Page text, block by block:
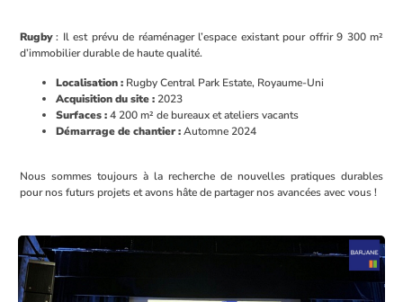
Rugby: Il est prévu de réaménager l’espace existant pour offrir 9 300 m²
d’immobilier durable de haute qualité.
Localisation : Rugby Central Park Estate, Royaume-Uni
Acquisition du site : 2023
Surfaces :4 200 m² de bureaux et ateliers vacants
Démarrage de chantier :Automne 2024
Nous sommes toujours à la recherche de nouvelles pratiques durables
pour nos futurs projets et avons hâte de partager nos avancées avec vous !